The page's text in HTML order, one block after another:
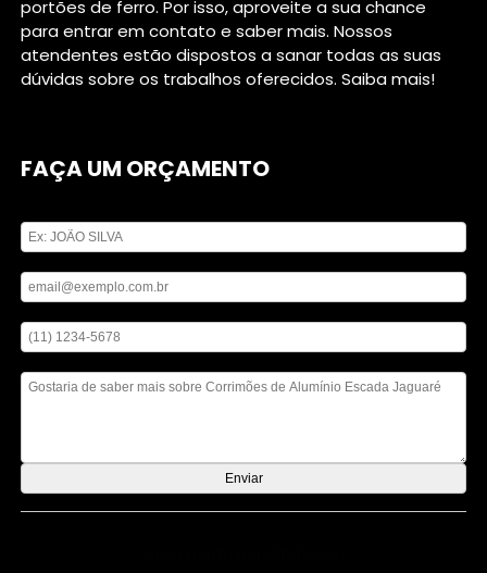
portões de ferro. Por isso, aproveite a sua chance
para entrar em contato e saber mais. Nossos
atendentes estão dispostos a sanar todas as suas
dúvidas sobre os trabalhos oferecidos. Saiba mais!
FAÇA UM ORÇAMENTO